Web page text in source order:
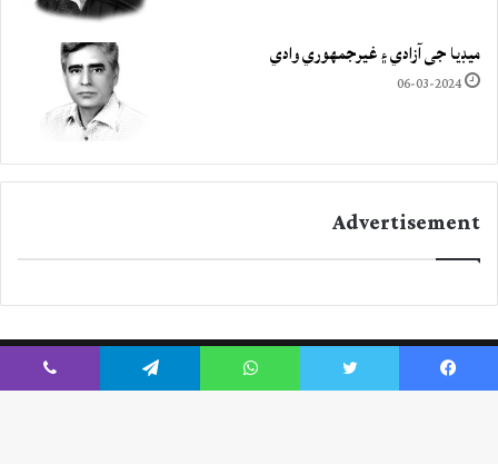
ميڊيا جي آزادي ۽ غيرجمھوري وادي
06-03-2024
Advertisement
Facebook
Twitter
YouTube
Instagram Facebook
Twitter
WhatsApp
Telegram
Viber